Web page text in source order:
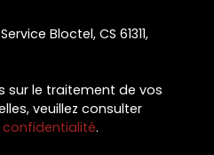
Bloctel, CS 61311,
sur le traitement de vos
veuillez consulter
.